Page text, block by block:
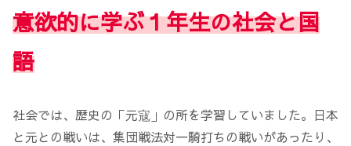
意欲的に学ぶ１年生の社会と国
語
社会では、歴史の「元寇」の所を学習していました。日本
と元との戦いは、集団戦法対一騎打ちの戦いがあったり、